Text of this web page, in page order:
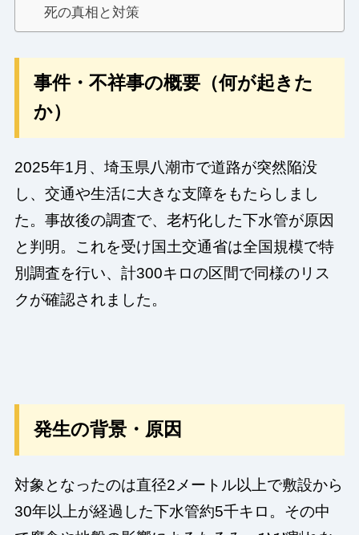
死の真相と対策
事件・不祥事の概要（何が起きた
か）
2025年1月、埼玉県八潮市で道路が突然陥没
し、交通や生活に大きな支障をもたらしまし
た。事故後の調査で、老朽化した下水管が原因
と判明。これを受け国土交通省は全国規模で特
別調査を行い、計300キロの区間で同様のリス
クが確認されました。
発生の背景・原因
対象となったのは直径2メートル以上で敷設から
30年以上が経過した下水管約5千キロ。その中